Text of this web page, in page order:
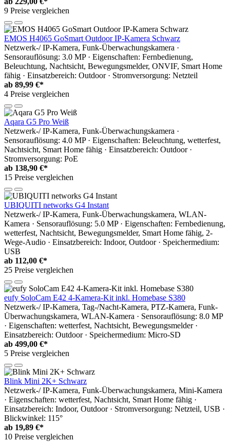
9 Preise vergleichen
EMOS H4065 GoSmart Outdoor IP-Kamera Schwarz
Netzwerk-/ IP-Kamera, Funk-Überwachungskamera ·
Sensorauflösung: 3.0 MP · Eigenschaften: Fernbedienung,
Beleuchtung, Nachtsicht, Bewegungsmelder, ONVIF, Smart Home
fähig · Einsatzbereich: Outdoor · Stromversorgung: Netzteil
ab 89,99 €*
4 Preise vergleichen
Aqara G5 Pro Weiß
Netzwerk-/ IP-Kamera, Funk-Überwachungskamera ·
Sensorauflösung: 4.0 MP · Eigenschaften: Beleuchtung, wetterfest,
Nachtsicht, Smart Home fähig · Einsatzbereich: Outdoor ·
Stromversorgung: PoE
ab 138,90 €*
15 Preise vergleichen
UBIQUITI networks G4 Instant
Netzwerk-/ IP-Kamera, Funk-Überwachungskamera, WLAN-
Kamera · Sensorauflösung: 5.0 MP · Eigenschaften: Fernbedienung,
wetterfest, Nachtsicht, Bewegungsmelder, Smart Home fähig, 2-
Wege-Audio · Einsatzbereich: Indoor, Outdoor · Speichermedium:
USB
ab 112,00 €*
25 Preise vergleichen
eufy SoloCam E42 4-Kamera-Kit inkl. Homebase S380
Netzwerk-/ IP-Kamera, Tag-/Nacht-Kamera, PTZ-Kamera, Funk-
Überwachungskamera, WLAN-Kamera · Sensorauflösung: 8.0 MP
· Eigenschaften: wetterfest, Nachtsicht, Bewegungsmelder ·
Einsatzbereich: Outdoor · Speichermedium: Micro-SD
ab 499,00 €*
5 Preise vergleichen
Blink Mini 2K+ Schwarz
Netzwerk-/ IP-Kamera, Funk-Überwachungskamera, Mini-Kamera
· Eigenschaften: wetterfest, Nachtsicht, Smart Home fähig ·
Einsatzbereich: Indoor, Outdoor · Stromversorgung: Netzteil, USB ·
Blickwinkel: 115°
ab 19,89 €*
10 Preise vergleichen